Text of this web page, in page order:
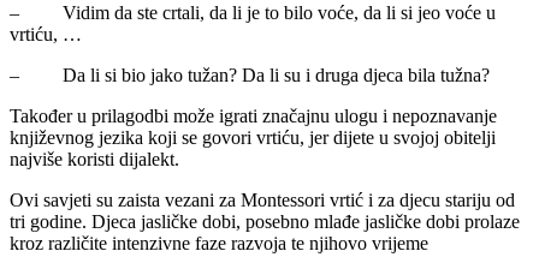
– Vidim da ste crtali, da li je to bilo voće, da li si jeo voće u
vrtiću, …
– Da li si bio jako tužan? Da li su i druga djeca bila tužna?
Također u prilagodbi može igrati značajnu ulogu i nepoznavanje
književnog jezika koji se govori vrtiću, jer dijete u svojoj obitelji
najviše koristi dijalekt.
Ovi savjeti su zaista vezani za Montessori vrtić i za djecu stariju od
tri godine. Djeca jasličke dobi, posebno mlađe jasličke dobi prolaze
kroz različite intenzivne faze razvoja te njihovo vrijeme